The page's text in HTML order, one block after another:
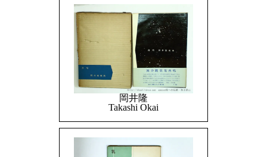
岡井隆
Takashi Okai